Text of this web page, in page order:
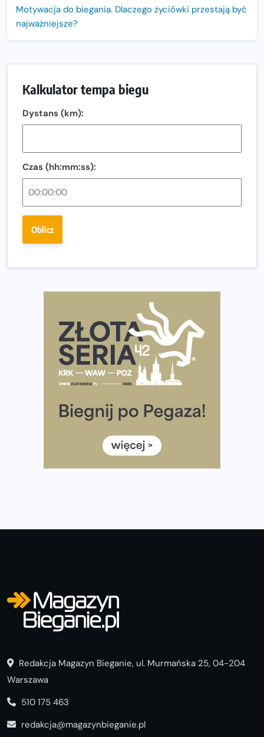
Motywacja do biegania. Dlaczego życiówki przestają być
najważniejsze?
Sprawdzony przebieg i profil stworzony do szybkiego
biegania
Amazfit Balance 3: Kompleksowe narzędzie dla biegacza
i zawodnika Hyrox?
Regeneracja w bieganiu. Co warto o niej wiedzieć?
Ostatnie wolne miejsca na jubileuszowy Bieg
dniu.
wybiera wyzwanie trzech największych maratonów w
Praska 5k Run gospodarzem Mistrzostw Polski
Największy Bieg Powstania Warszawskiego w historii.
Ponad 12 tysięcy uczestników pobiegło dla Bohaterów!
Tętno vs tempo – czym kierować się w bieganiu?
Co ma dużo białka? Produkty, które warto włączyć do
Rozbiegany Olsztyn szykuje się na weekend z
Już w tę sobotę 35. Bieg Powstania Warszawskiego.
Wystartuje rekordowa liczba uczestników
Kalkulator tempa biegu
Dystans (km):
Czas (hh:mm:ss):
Oblicz
Redakcja Magazyn Bieganie, ul. Murmańska 25, 04-204
Warszawa
510 175 463
redakcja@magazynbieganie.pl